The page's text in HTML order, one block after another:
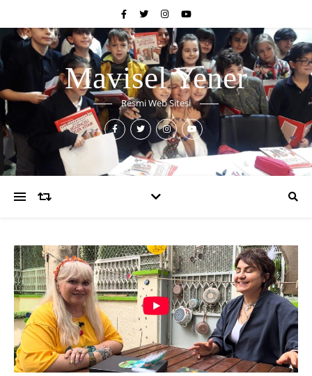
Mavisel Yener
Resmi Web Sitesi